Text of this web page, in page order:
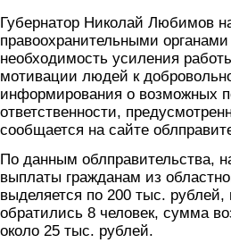
Губернатор Николай Любимов
правоохранительными
необходимость усиления
мотивации людей к
информирования о возможных
ответственности,
сообщается на сайте
По данным облправительства,
выплаты гражданам из
выделяется по 200 тыс.
обратились 8 человек, сумма
около 25 тыс. рублей.